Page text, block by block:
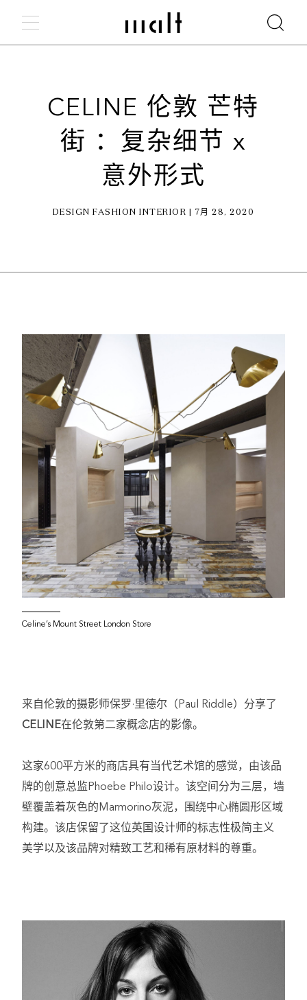
CELINE 伦敦 芒特
街 ：复杂细节 x
意外形式
DESIGN FASHION INTERIOR | 7月 28, 2020
Celine’s Mount Street London Store
来自伦敦的摄影师保罗·里德尔（Paul Riddle）分享了
CELINE在伦敦第二家概念店的影像。
这家600平方米的商店具有当代艺术馆的感觉，由该品
牌的创意总监Phoebe Philo设计。该空间分为三层，墙
壁覆盖着灰色的Marmorino灰泥，围绕中心椭圆形区域
构建。该店保留了这位英国设计师的标志性极简主义
美学以及该品牌对精致工艺和稀有原材料的尊重。